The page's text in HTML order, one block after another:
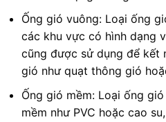
Ống gió vuông: Loại ống
các khu vực có hình dạng
cũng được sử dụng để kết
gió như quạt thông gió
Ống gió mềm: Loại ống
mềm như PVC hoặc cao